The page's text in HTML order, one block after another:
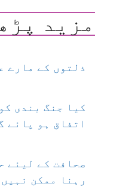
مزید
ذلتوں کے مارے
کیا جنگ بندی کو
اتفاق ہو پائے
صحافت کے لیئے
رہنا ممکن نہیں